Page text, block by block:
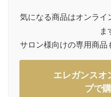
気になる商品はオンライ
ま
サロン様向けの専用商品
エレガンスオ
プで